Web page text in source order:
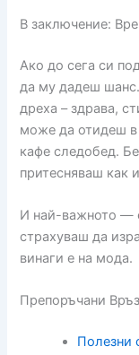
В заключение:
Ако до сега си
да му дадеш шанс.
дреха – здрава,
може да отидеш в
кафе следобед.
притесняваш как
И най-важното —
страхуваш да
винаги е на мода.
Препоръчани
Полезни